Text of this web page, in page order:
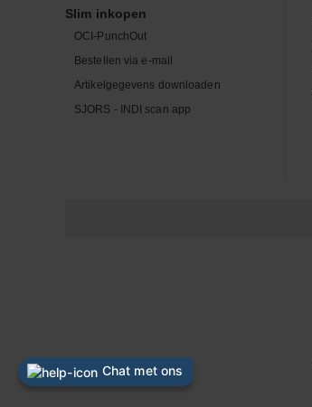
Slim inkopen
OCI-PunchOut
Bestellen via e-mail
Artikelgegevens downloaden
SJORS - INDI scan app